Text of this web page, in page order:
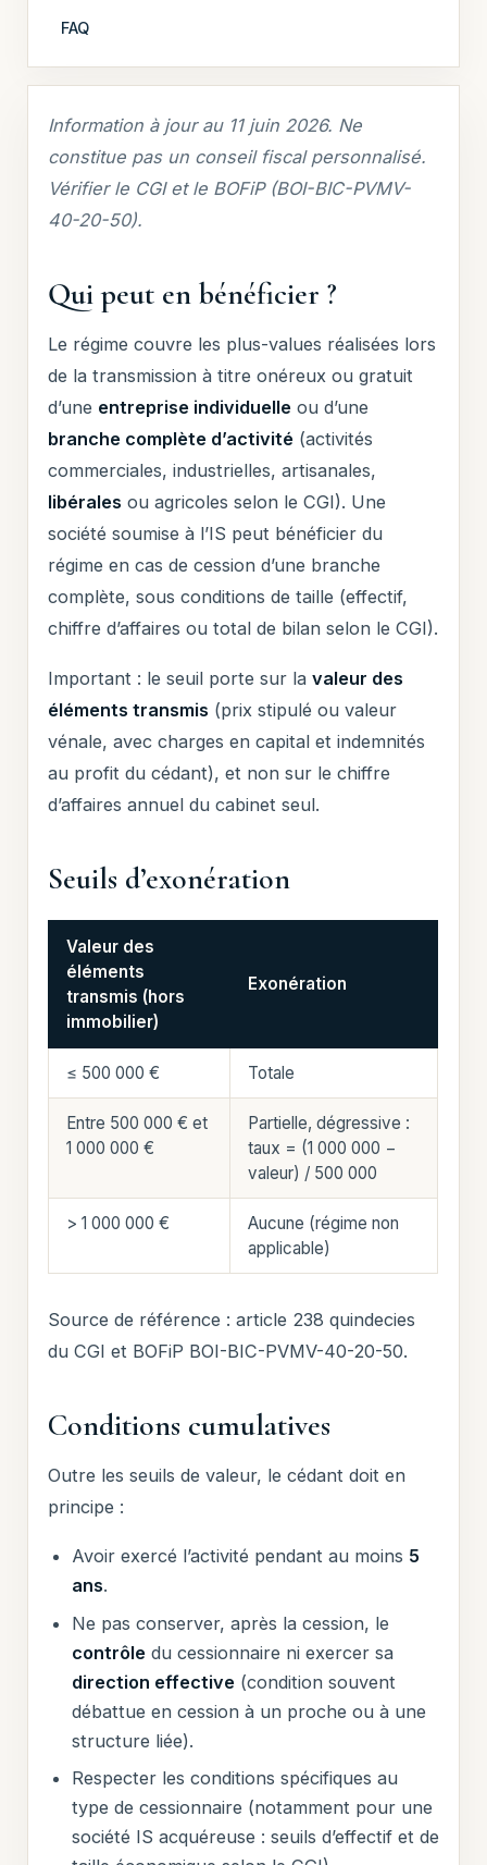
FAQ
Information à jour au 11 juin 2026. Ne
constitue pas un conseil fiscal personnalisé.
Vérifier le CGI et le BOFiP (BOI-BIC-PVMV-
40-20-50).
Qui peut en bénéficier ?
Le régime couvre les plus-values réalisées lors
de la transmission à titre onéreux ou gratuit
d’une entreprise individuelle ou d’une
branche complète d’activité (activités
commerciales, industrielles, artisanales,
libérales ou agricoles selon le CGI). Une
société soumise à l’IS peut bénéficier du
régime en cas de cession d’une branche
complète, sous conditions de taille (effectif,
chiffre d’affaires ou total de bilan selon le CGI).
Important : le seuil porte sur lavaleur des
éléments transmis (prix stipulé ou valeur
vénale, avec charges en capital et indemnités
au profit du cédant), et non sur le chiffre
d’affaires annuel du cabinet seul.
Seuils d’exonération
Valeur des
éléments
transmis (hors
immobilier)
Exonération
≤ 500 000 € Totale
Entre 500 000 € et
1 000 000 €
Partielle, dégressive :
taux = (1 000 000 −
valeur) / 500 000
> 1 000 000 €
Aucune (régime non
applicable)
Source de référence : article 238 quindecies
du CGI et BOFiP BOI-BIC-PVMV-40-20-50.
Conditions cumulatives
Outre les seuils de valeur, le cédant doit en
principe :
Avoir exercé l’activité pendant au moins 5
ans.
Ne pas conserver, après la cession, le
contrôledu cessionnaire ni exercer sa
direction effective(condition souvent
débattue en cession à un proche ou à une
structure liée).
Respecter les conditions spécifiques au
type de cessionnaire (notamment pour une
société IS acquéreuse : seuils d’effectif et de